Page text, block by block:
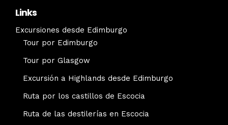
Links
Excursiones desde Edimburgo
Tour por Edimburgo
Tour por Glasgow
Excursión a Highlands desde Edimburgo
Ruta por los castillos de Escocia
Ruta de las destilerías en Escocia